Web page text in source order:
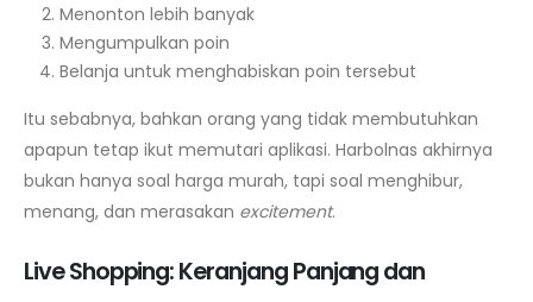
Menonton lebih banyak
Mengumpulkan poin
Belanja untuk menghabiskan poin tersebut
Itu sebabnya, bahkan orang yang tidak membutuhkan
apapun tetap ikut memutari aplikasi. Harbolnas akhirnya
bukan hanya soal harga murah, tapi soal menghibur,
menang, dan merasakan excitement.
Live Shopping: Keranjang Panjang dan